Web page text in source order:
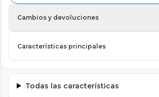
Cambios y devoluciones
Características principales
Todas las características